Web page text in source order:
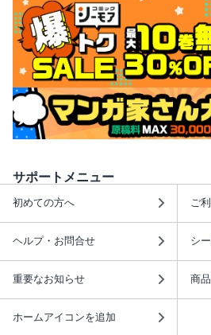
サポートメニュー
初めての方へ ご
ヘルプ・お問合せ シ
重要なお知らせ 商
ホームアイコンを追加